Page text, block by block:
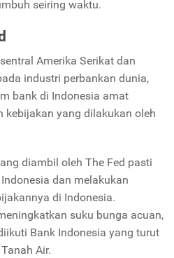
seiring waktu.
Amerika Serikat dan
industri perbankan dunia,
bank di Indonesia amat
kebijakan yang dilakukan oleh
diambil oleh The Fed pasti
dan melakukan
di Indonesia.
suku bunga acuan,
Bank Indonesia yang turut
Air.